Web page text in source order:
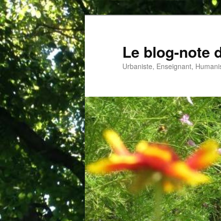
Aller
au
contenu
principal
Le blog-note
Urbaniste, Enseignant,